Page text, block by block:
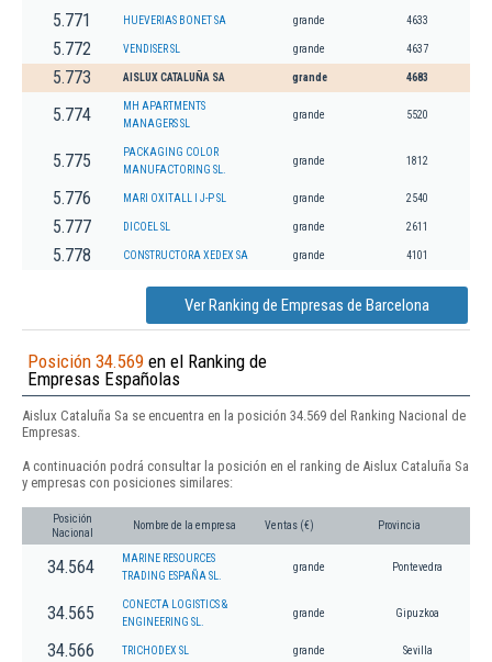
5.771 HUEVERIAS BONET SA grande 4633
5.772 VENDISER SL grande 4637
5.773 AISLUX CATALUÑA SA grande 4683
5.774
MH APARTMENTS
MANAGERS SL
grande 5520
5.775
PACKAGING COLOR
MANUFACTORING SL.
grande 1812
5.776 MARI OXITALL I J-P SL grande 2540
5.777 DICOEL SL grande 2611
5.778 CONSTRUCTORA XEDEX SA grande 4101
Ver Ranking de Empresas de Barcelona
Posición 34.569 en el Ranking de
Empresas Españolas
Aislux Cataluña Sa se encuentra en la posición 34.569 del Ranking Nacional de
Empresas.
A continuación podrá consultar la posición en el ranking de Aislux Cataluña Sa
y empresas con posiciones similares:
Posición
Nacional
Nombre de la empresa Ventas (€) Provincia
34.564
MARINE RESOURCES
TRADING ESPAÑA SL.
grande Pontevedra
34.565
CONECTA LOGISTICS &
ENGINEERING SL.
grande Gipuzkoa
34.566 TRICHODEX SL grande Sevilla